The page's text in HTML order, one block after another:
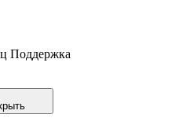
Поддержка